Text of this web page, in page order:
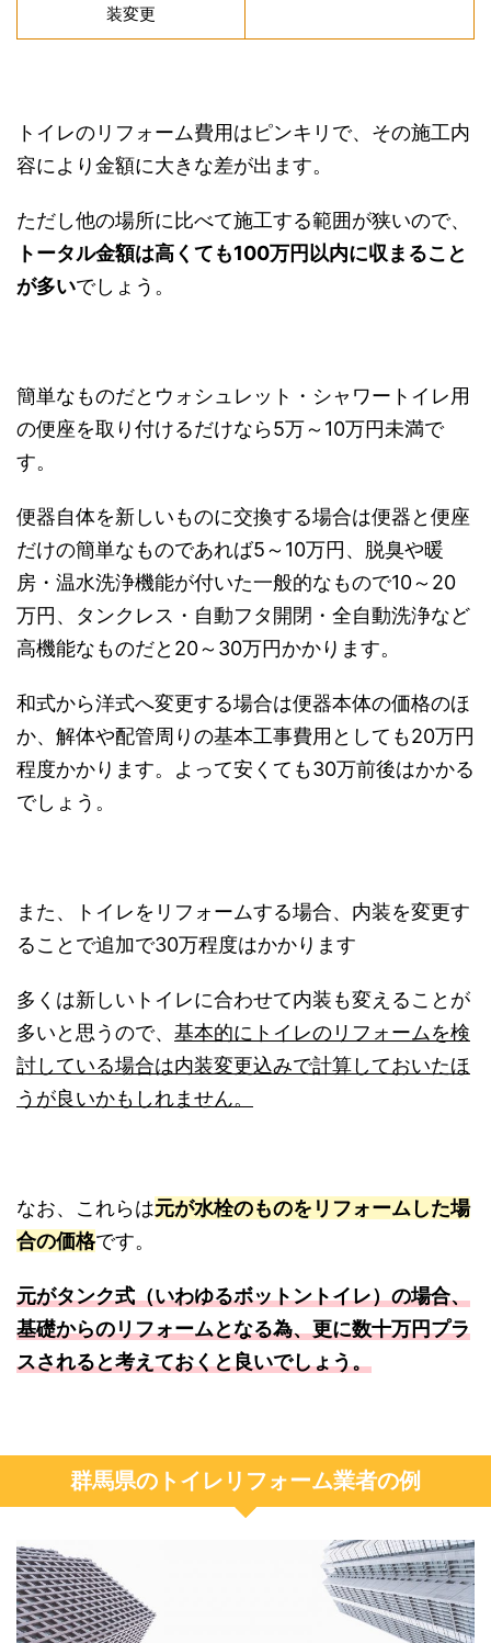
装変更
トイレのリフォーム費用はピンキリで、その施工内
容により金額に大きな差が出ます。
ただし他の場所に比べて施工する範囲が狭いので、
トータル金額は高くても100万円以内に収まること
が多いでしょう。
簡単なものだとウォシュレット・シャワートイレ用
の便座を取り付けるだけなら5万～10万円未満で
す。
便器自体を新しいものに交換する場合は便器と便座
だけの簡単なものであれば5～10万円、脱臭や暖
房・温水洗浄機能が付いた一般的なもので10～20
万円、タンクレス・自動フタ開閉・全自動洗浄など
高機能なものだと20～30万円かかります。
和式から洋式へ変更する場合は便器本体の価格のほ
か、解体や配管周りの基本工事費用としても20万円
程度かかります。よって安くても30万前後はかかる
でしょう。
また、トイレをリフォームする場合、内装を変更す
ることで追加で30万程度はかかります
多くは新しいトイレに合わせて内装も変えることが
多いと思うので、 基本的にトイレのリフォームを検
討している場合は内装変更込みで計算しておいたほ
うが良いかもしれません。
なお、これらは元が水栓のものをリフォームした場
合の価格です。
元がタンク式（いわゆるボットントイレ）の場合、
基礎からのリフォームとなる為、更に数十万円プラ
スされると考えておくと良いでしょう。
群馬県のトイレリフォーム業者の例